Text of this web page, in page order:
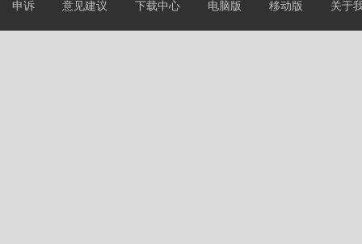
申诉 意见建议 下载中心 电脑版 移动版 关于